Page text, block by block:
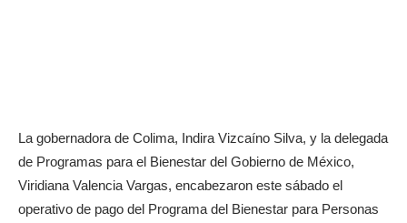
La gobernadora de Colima, Indira Vizcaíno Silva, y la delegada
de Programas para el Bienestar del Gobierno de México,
Viridiana Valencia Vargas, encabezaron este sábado el
operativo de pago del Programa del Bienestar para Personas